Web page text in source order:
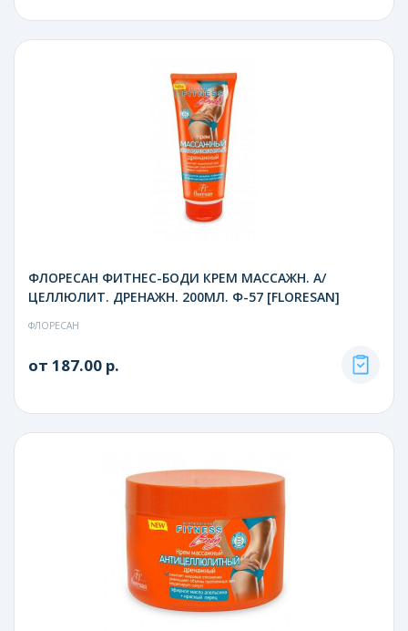
ФЛОРЕСАН ФИТНЕС-БОДИ КРЕМ МАССАЖН. А/
ЦЕЛЛЮЛИТ. ДРЕНАЖН. 200МЛ. Ф-57 [FLORESAN]
ФЛОРЕСАН
от 187.00 р.